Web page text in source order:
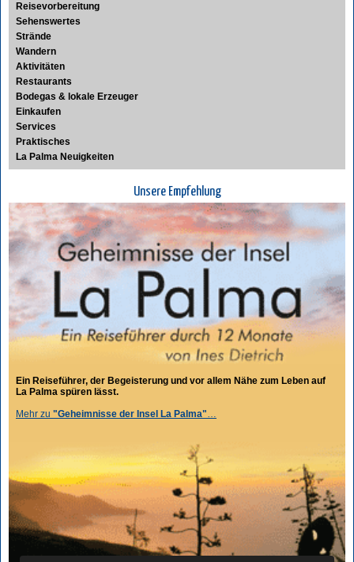
Reisevorbereitung
Sehenswertes
Strände
Wandern
Aktivitäten
Restaurants
Bodegas & lokale Erzeuger
Einkaufen
Services
Praktisches
La Palma Neuigkeiten
Unsere Empfehlung
Ein Reiseführer, der Begeisterung und vor allem Nähe zum Leben auf
La Palma spüren lässt.
Mehr zu "Geheimnisse der Insel La Palma"…